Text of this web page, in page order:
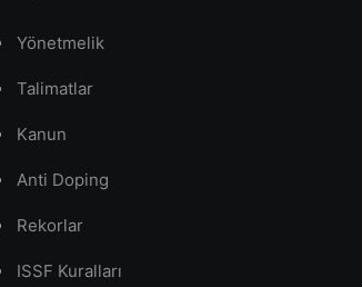
Yönetmelik
Talimatlar
Kanun
Anti Doping
Rekorlar
ISSF Kuralları